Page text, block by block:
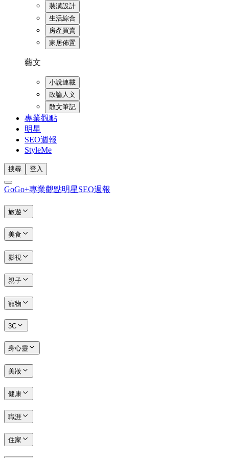
裝潢設計
生活綜合
房產買賣
家居佈置
藝文
小說連載
政論人文
散文筆記
專業觀點
明星
SEO週報
StyleMe
搜尋 登入
GoGo+專業觀點明星SEO週報
旅遊
美食
影視
親子
寵物
3C
身心靈
美妝
健康
職涯
住家